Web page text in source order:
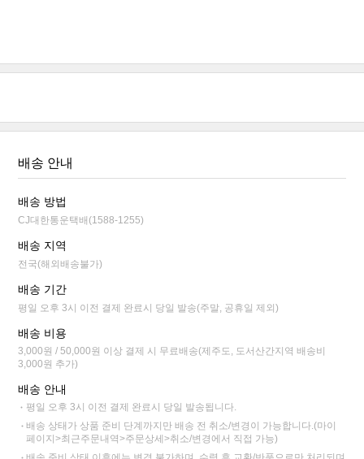
배송 안내
배송 방법
CJ대한통운택배(1588-1255)
배송 지역
전국(해외배송불가)
배송 기간
평일 오후 3시 이전 결제 완료시 당일 발송(주말, 공휴일 제외)
배송 비용
3,000원 / 50,000원 이상 결제 시 무료배송(제주도, 도서산간지역 배송비
3,000원 추가)
배송 안내
평일 오후 3시 이전 결제 완료시 당일 발송됩니다.
배송 상태가 상품 준비 단계까지만 배송 전 취소/변경이 가능합니다.(마이
페이지>최근주문내역>주문상세>취소/변경에서 직접 가능)